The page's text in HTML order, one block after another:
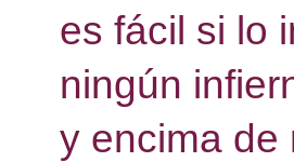
es fácil si lo
ningún
y encima de